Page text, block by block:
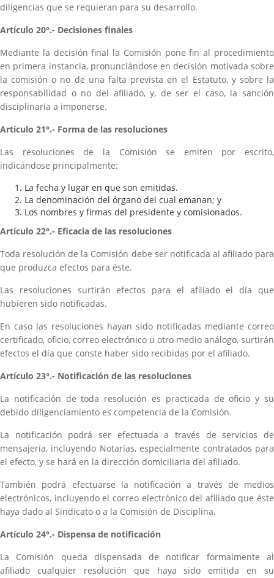
diligencias que se requieran para su desarrollo.
Artículo 20°.- Decisiones finales
Mediante la decisión final la Comisión pone fin al procedimiento
en primera instancia, pronunciándose en decisión motivada sobre
la comisión o no de una falta prevista en el Estatuto, y sobre la
responsabilidad o no del afiliado, y, de ser el caso, la sanción
disciplinaria a imponerse.
Artículo 21°.- Forma de las resoluciones
Las resoluciones de la Comisión se emiten por escrito,
indicándose principalmente:
La fecha y lugar en que son emitidas.
La denominación del órgano del cual emanan; y
Los nombres y firmas del presidente y comisionados.
Artículo 22°.- Eficacia de las resoluciones
Toda resolución de la Comisión debe ser notificada al afiliado para
que produzca efectos para éste.
Las resoluciones surtirán efectos para el afiliado el día que
hubieren sido notificadas.
En caso las resoluciones hayan sido notificadas mediante correo
certificado, oficio, correo electrónico u otro medio análogo, surtirán
efectos el día que conste haber sido recibidas por el afiliado.
Artículo 23°.- Notificación de las resoluciones
La notificación de toda resolución es practicada de oficio y su
debido diligenciamiento es competencia de la Comisión.
La notificación podrá ser efectuada a través de servicios de
mensajería, incluyendo Notarías, especialmente contratados para
el efecto, y se hará en la dirección domiciliaria del afiliado.
También podrá efectuarse la notificación a través de medios
electrónicos, incluyendo el correo electrónico del afiliado que éste
haya dado al Sindicato o a la Comisión de Disciplina.
Artículo 24°.- Dispensa de notificación
La Comisión queda dispensada de notificar formalmente al
afiliado cualquier resolución que haya sido emitida en su